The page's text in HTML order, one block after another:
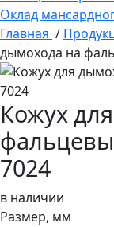
Оклад
Главная /
дымохода на
Кожух
7024
в наличии
Размер, мм